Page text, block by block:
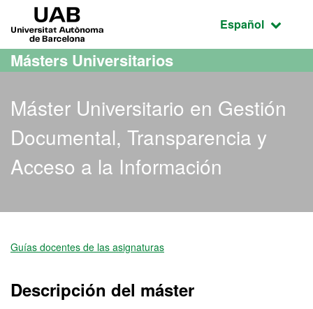
Acceso al contenido principal
Acceso a la navegación de la página
Idioma
Español
Másters Universitarios
Máster Universitario en Gestión
Documental, Transparencia y
Acceso a la Información
Máster Oficial - Gestión
Guías docentes de las asignaturas
Descripción del máster